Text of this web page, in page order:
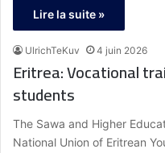
Lire la suite »
UlrichTeKuv 4 juin 2026
Eritrea: Vocational
students
The Sawa and Higher
National Union of Eritrean